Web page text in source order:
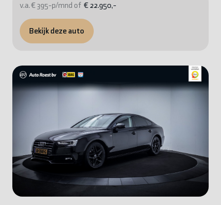
v.a. € 395-p/mnd of € 22.950,-
Bekijk deze auto